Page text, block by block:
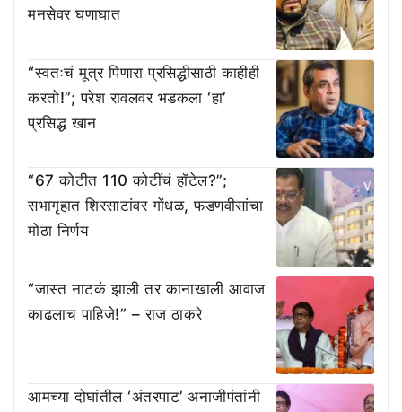
मनसेवर घणाघात
“स्वतःचं मूत्र पिणारा प्रसिद्धीसाठी काहीही
करतो!”; परेश रावलवर भडकला ‘हा’
प्रसिद्ध खान
“67 कोटीत 110 कोटींचं हॉटेल?”;
सभागृहात शिरसाटांवर गोंधळ, फडणवीसांचा
मोठा निर्णय
“जास्त नाटकं झाली तर कानाखाली आवाज
काढलाच पाहिजे!” – राज ठाकरे
आमच्या दोघांतील ‘अंतरपाट’ अनाजीपंतांनी